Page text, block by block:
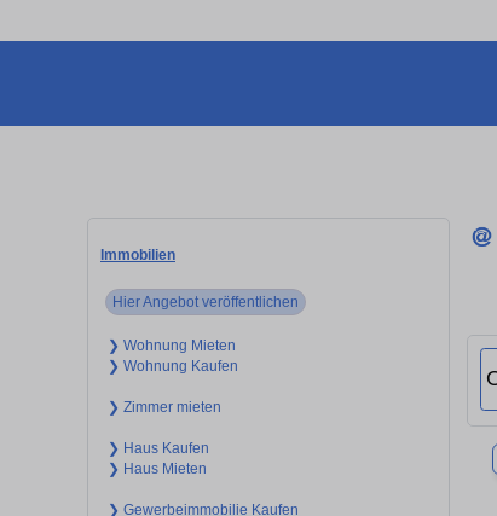
Immobilien
Hier Angebot veröffentlichen
❯ Wohnung Mieten
❯ Wohnung Kaufen
❯ Zimmer mieten
❯ Haus Kaufen
❯ Haus Mieten
❯ Gewerbeimmobilie Kaufen